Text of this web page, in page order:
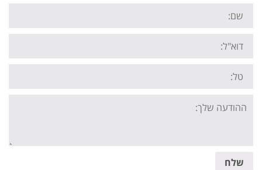
Name:
Email:
Tel:
Your
message:
שלח